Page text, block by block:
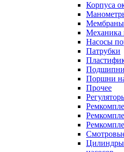
Корпуса
Мембраны
Механика
Насосы
Патрубки
Поршни
Прочее